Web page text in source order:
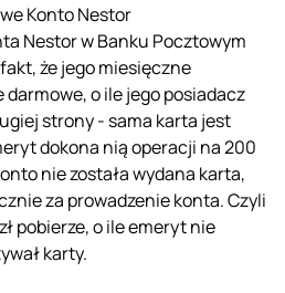
Konto Nestor
Nestor w Banku Pocztowym
że jego miesięczne
o ile jego posiadacz
strony - sama karta jest
dokona nią operacji na 200
nie została wydana karta,
za prowadzenie konta. Czyli
pobierze, o ile emeryt nie
karty.